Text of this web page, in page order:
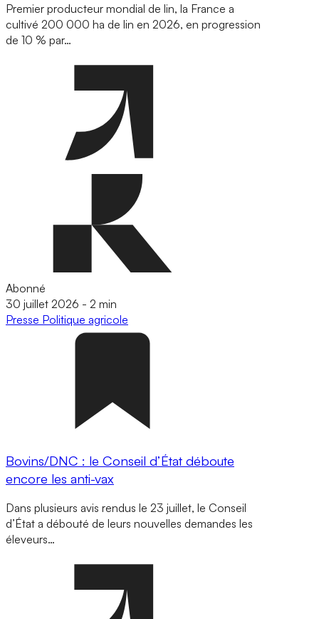
Premier producteur mondial de lin, la France a
cultivé 200 000 ha de lin en 2026, en progression
de 10 % par…
Abonné
30 juillet 2026 - 2 min
Presse Politique agricole
Bovins/DNC : le Conseil d’État déboute
encore les anti-vax
Dans plusieurs avis rendus le 23 juillet, le Conseil
d’État a débouté de leurs nouvelles demandes les
éleveurs…